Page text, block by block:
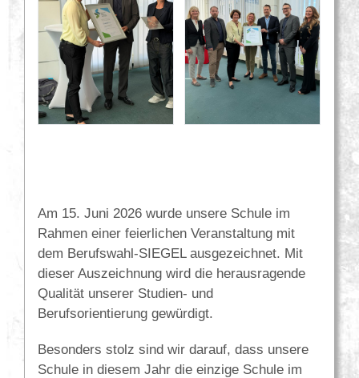
Am 15. Juni 2026 wurde unsere Schule im
Rahmen einer feierlichen Veranstaltung mit
dem Berufswahl-SIEGEL ausgezeichnet. Mit
dieser Auszeichnung wird die herausragende
Qualität unserer Studien- und
Berufsorientierung gewürdigt.
Besonders stolz sind wir darauf, dass unsere
Schule in diesem Jahr die einzige Schule im